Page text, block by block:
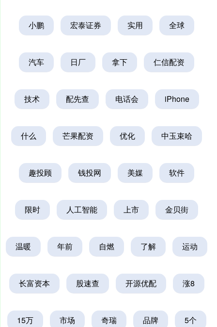
小鹏 宏泰证券 实用 全球
汽车 日厂 拿下 仁信配资
技术 配先查 电话会 iPhone
什么 芒果配资 优化 中玉束哈
趣投顾 钱投网 美媒 软件
限时 人工智能 上市 金贝街
温暖 年前 自燃 了解 运动
长富资本 股速查 开源优配 涨8
15万 市场 奇瑞 品牌 5个